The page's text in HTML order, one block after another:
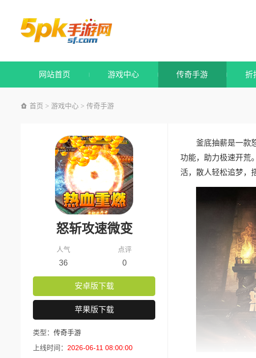
网站首页 游戏中心 传奇手游 折
首页 > 游戏中心 > 传奇手游
怒斩攻速微变
人气
36
点评
0
安卓版下载
苹果版下载
类型： 传奇手游
上线时间： 2026-06-11 08:00:00
釜底抽薪是一款
功能，助力极速开荒
活，散人轻松追梦，